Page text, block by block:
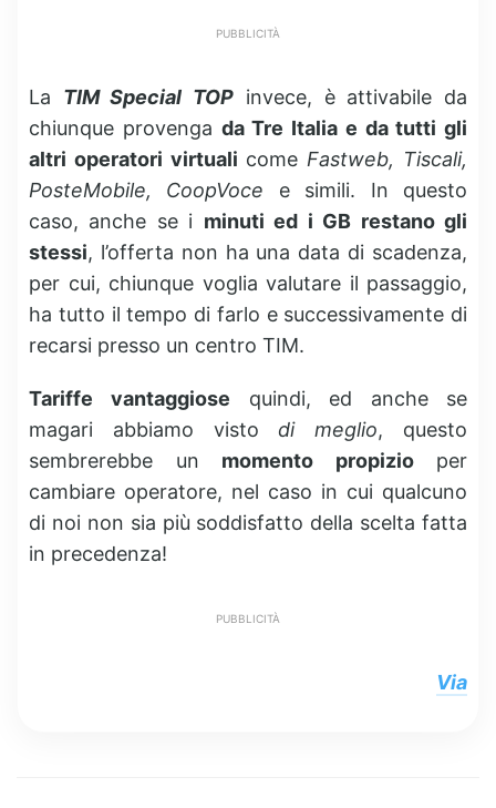
PUBBLICITÀ
La TIM Special TOP invece, è attivabile da
chiunque provenga da Tre Italia e da tutti gli
altri operatori virtuali come Fastweb, Tiscali,
PosteMobile, CoopVoce e simili. In questo
caso, anche se i minuti ed i GB restano gli
stessi, l’offerta non ha una data di scadenza,
per cui, chiunque voglia valutare il passaggio,
ha tutto il tempo di farlo e successivamente di
recarsi presso un centro TIM.
Tariffe vantaggiose quindi, ed anche se
magari abbiamo vistodi meglio, questo
sembrerebbe un momento propizioper
cambiare operatore, nel caso in cui qualcuno
di noi non sia più soddisfatto della scelta fatta
in precedenza!
PUBBLICITÀ
Via